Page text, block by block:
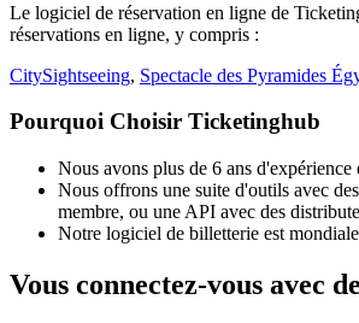
Le logiciel de réservation en ligne de
réservations en ligne, y compris :
CitySightseeing, Spectacle des Pyramides
Pourquoi Choisir Ticketinghub
Nous avons plus de 6 ans
Nous offrons une suite d'outils avec
membre, ou une API avec des
Notre logiciel de billetterie est
Vous connectez-vous avec